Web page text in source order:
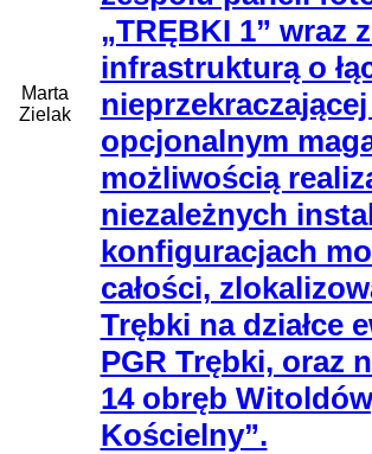
Marta
Zielak
„TRĘBKI 1” wraz
infrastrukturą o
opcjonalnym
możliwością
niezależnych
konfiguracjach
całości,
Trębki na działce
PGR Trębki, oraz
14 obręb
Kościelny”.